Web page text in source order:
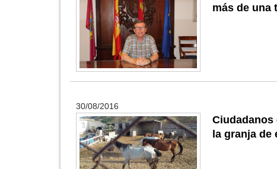
más de una
30/08/2016
Ciudadanos
la granja de